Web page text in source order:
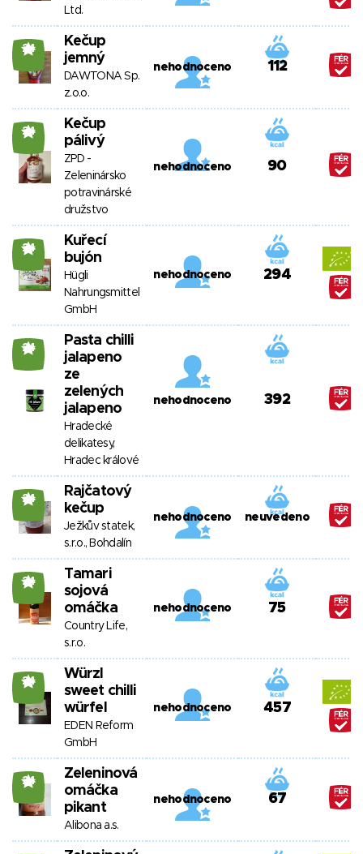
Ltd.
24
Kečup
jemný
DAWTONA Sp.
z.o.o.
nehodnoceno 112
24
Kečup
pálivý
ZPD -
Zeleninársko
potravinárské
družstvo
nehodnoceno 90
24
Kuřecí
bujón
Hügli
Nahrungsmittel
GmbH
nehodnoceno 294
24
Pasta chilli
jalapeno
ze
zelených
jalapeno
Hradecké
delikatesy,
Hradec králové
nehodnoceno 392
24
Rajčatový
kečup
Ježkův statek,
s.r.o., Bohdalín
nehodnoceno neuvedeno
24
Tamari
sojová
omáčka
Country Life,
s.r.o.
nehodnoceno 75
24
Würzl
sweet chilli
würfel
EDEN Reform
GmbH
nehodnoceno 457
24
Zeleninová
omáčka
pikant
Alibona a.s.
nehodnoceno 67